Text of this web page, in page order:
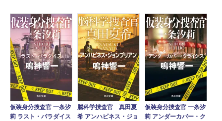
仮装身分捜査官 一条汐
莉 ラスト・パラダイス
脳科学捜査官 真田夏
希 アンハピネス・ジョ
仮装身分捜査官 一条汐
莉 アンダーカバー・ク